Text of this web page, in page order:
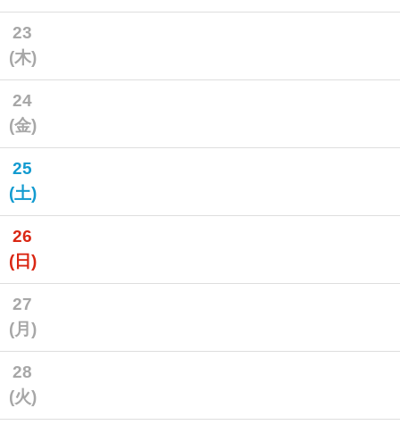
23
(木)
24
(金)
25
(土)
26
(日)
27
(月)
28
(火)